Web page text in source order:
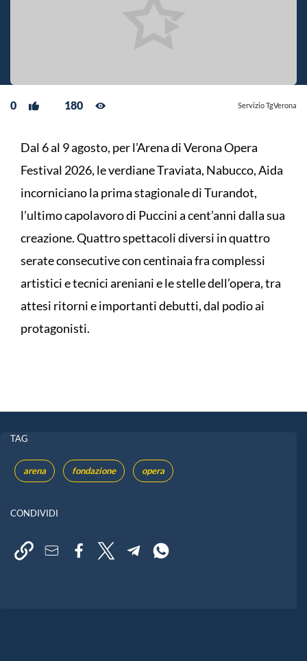
0 180 Servizio TgVerona
Dal 6 al 9 agosto, per l’Arena di Verona Opera
Festival 2026, le verdiane Traviata, Nabucco, Aida
incorniciano la prima stagionale di Turandot,
l’ultimo capolavoro di Puccini a cent’anni dalla sua
creazione. Quattro spettacoli diversi in quattro
serate consecutive con centinaia fra complessi
artistici e tecnici areniani e le stelle dell’opera, tra
attesi ritorni e importanti debutti, dal podio ai
protagonisti.
TAG
arena fondazione opera
CONDIVIDI